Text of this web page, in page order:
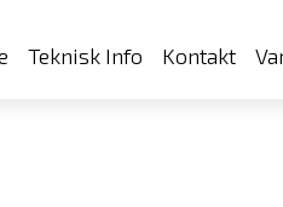
Teknisk Info Kontakt